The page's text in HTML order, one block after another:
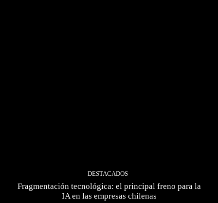
DESTACADOS
Fragmentación tecnológica: el principal freno para la
IA en las empresas chilenas